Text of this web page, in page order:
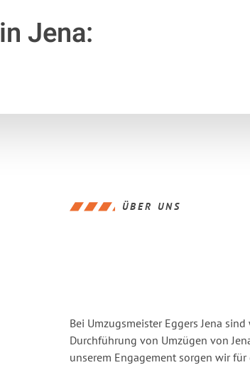
in Jena:
ÜBER UNS
Bei Umzugsmeister Eggers Jena
Durchführung von Umzügen von
unserem Engagement sorgen wir für